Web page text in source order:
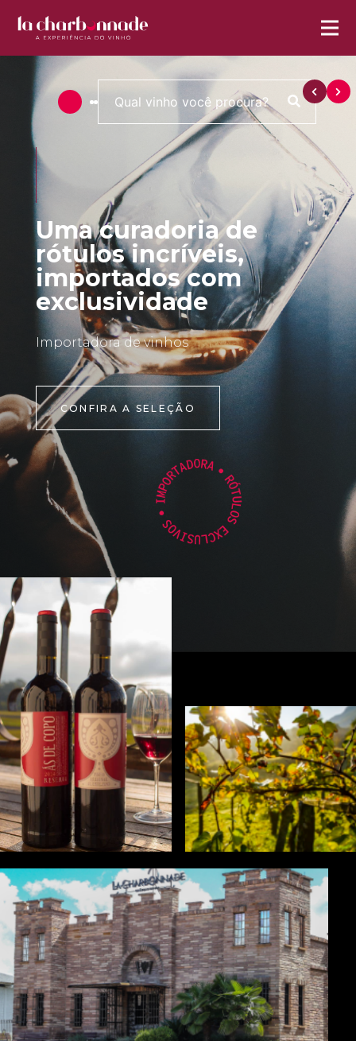
Uma curadoria de
rótulos incríveis,
importados com
exclusividade
Importadora de vinhos
CONFIRA A SELEÇÃO